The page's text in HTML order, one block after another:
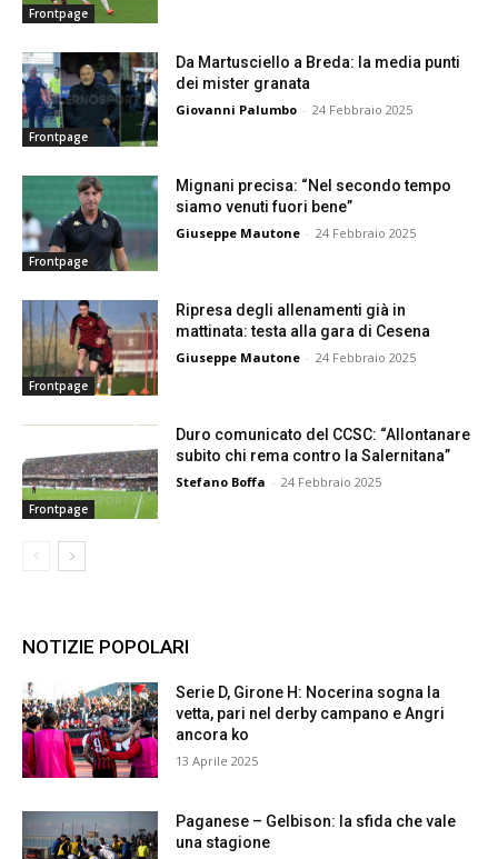
Frontpage
Frontpage
Da Martusciello a Breda: la media punti
dei mister granata
Giovanni Palumbo - 24 Febbraio 2025
Frontpage
Mignani precisa: “Nel secondo tempo
siamo venuti fuori bene”
Giuseppe Mautone - 24 Febbraio 2025
Frontpage
Ripresa degli allenamenti già in
mattinata: testa alla gara di Cesena
Giuseppe Mautone - 24 Febbraio 2025
Frontpage
Duro comunicato del CCSC: “Allontanare
subito chi rema contro la Salernitana”
Stefano Boffa - 24 Febbraio 2025
NOTIZIE POPOLARI
Serie D, Girone H: Nocerina sogna la
vetta, pari nel derby campano e Angri
ancora ko
13 Aprile 2025
Paganese – Gelbison: la sfida che vale
una stagione